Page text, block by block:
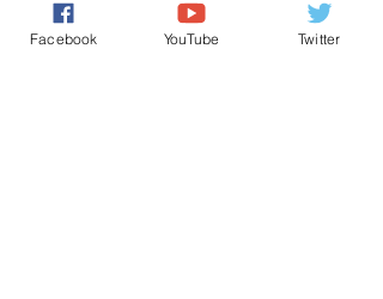
Facebook YouTube Twitter